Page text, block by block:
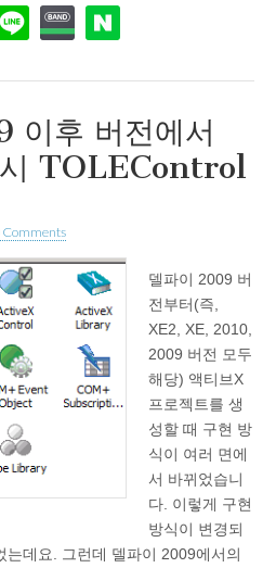
후 버전에서
TOLEControl
Comments
델파이 2009 버
전부터(즉,
XE2, XE, 2010,
2009 버전 모두
해당) 액티브X
프로젝트를 생
성할 때 구현 방
식이 여러 면에
서 바뀌었습니
다. 이렇게 구현
방식이 변경되
는데요. 그런데 델파이 2009에서의